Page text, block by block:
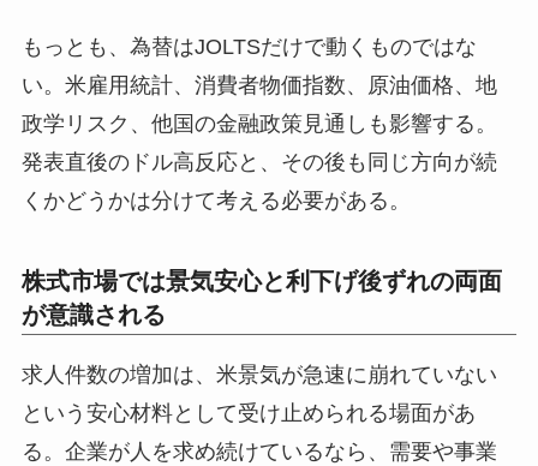
もっとも、為替はJOLTSだけで動くものではな
い。米雇用統計、消費者物価指数、原油価格、地
政学リスク、他国の金融政策見通しも影響する。
発表直後のドル高反応と、その後も同じ方向が続
くかどうかは分けて考える必要がある。
株式市場では景気安心と利下げ後ずれの両面
が意識される
求人件数の増加は、米景気が急速に崩れていない
という安心材料として受け止められる場面があ
る。企業が人を求め続けているなら、需要や事業